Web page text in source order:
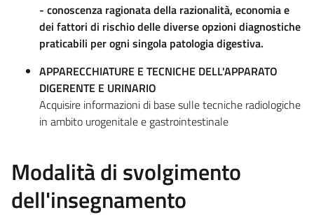
- conoscenza ragionata della razionalità, economia e
dei fattori di rischio delle diverse opzioni diagnostiche
praticabili per ogni singola patologia digestiva.
APPARECCHIATURE E TECNICHE DELL'APPARATO
DIGERENTE E URINARIO
Acquisire informazioni di base sulle tecniche radiologiche
in ambito urogenitale e gastrointestinale
Modalità di svolgimento
dell'insegnamento